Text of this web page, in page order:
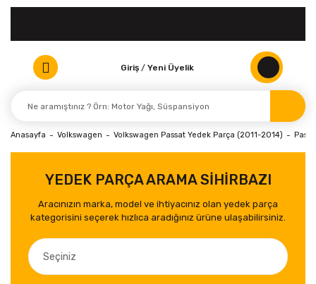
Giriş / Yeni Üyelik
Anasayfa Volkswagen Volkswagen Passat Yedek Parça (2011-2014)
YEDEK PARÇA ARAMA SİHİRBAZI
Aracınızın marka, model ve ihtiyacınız olan yedek parça
kategorisini seçerek hızlıca aradığınız ürüne ulaşabilirsiniz.